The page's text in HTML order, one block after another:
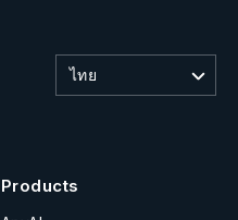
ไทย
Products